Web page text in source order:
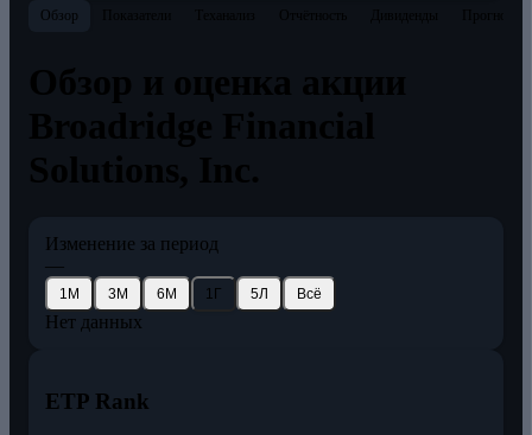
Обзор
Изменение за период
—
1М 3М 6М 1Г 5Л Всё
Нет данных
ETP Rank